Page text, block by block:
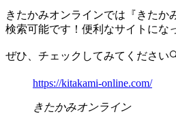
きたかみオンラインでは『きたか
検索可能です！便利なサイトにな
ぜひ、チェックしてみてください
https://kitakami-online.com/
きたかみオンライン